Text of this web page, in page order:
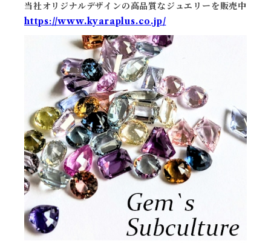
当社オリジナルデザインの高品質なジュエリーを販売中
https://www.kyaraplus.co.jp/